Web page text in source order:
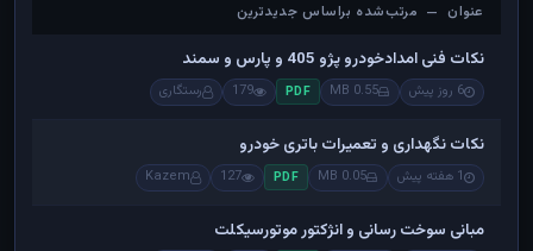
عنوان — مرتب‌شده براساس جدیدترین
عنوان — مرتب‌شده براساس جدیدترین
نکات فنی امدادخودرو پژو 405 و پارس و سمند
6 روز پیش 0.55 MB
PDF
179 رستگاری
نکات نگهداری و تعمیرات باتری خودرو
1 هفته پیش 0.05 MB
PDF
127
Kazem
مبانی سوخت رسانی و انژکتور موتورسیکلت